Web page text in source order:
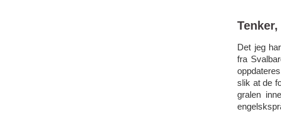
Det jeg
fra
slik at de
gralen